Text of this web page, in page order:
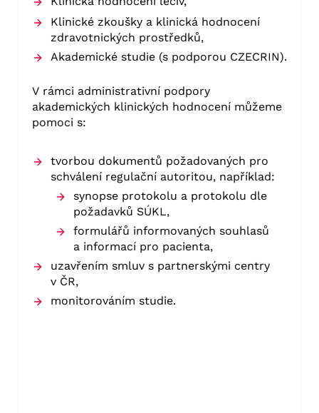
Klinické zkoušky a klinická hodnocení
zdravotnických prostředků,
Akademické studie (s podporou CZECRIN).
V rámci administrativní podpory
akademických klinických hodnocení můžeme
pomoci s:
tvorbou dokumentů požadovaných pro
schválení regulační autoritou, například:
synopse protokolu a protokolu dle
požadavků SÚKL,
formulářů informovaných souhlasů
a informací pro pacienta,
uzavřením smluv s partnerskými centry
v ČR,
monitorováním studie.